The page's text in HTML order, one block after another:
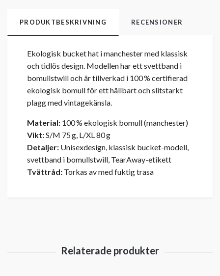
PRODUKTBESKRIVNING RECENSIONER
Ekologisk bucket hat i manchester med klassisk
och tidlös design. Modellen har ett svettband i
bomullstwill och är tillverkad i 100 % certifierad
ekologisk bomull för ett hållbart och slitstarkt
plagg med vintagekänsla.
Material: 100 % ekologisk bomull (manchester)
Vikt:S/M 75 g, L/XL 80 g
Detaljer: Unisexdesign, klassisk bucket-modell,
svettband i bomullstwill, TearAway-etikett
Tvättråd: Torkas av med fuktig trasa